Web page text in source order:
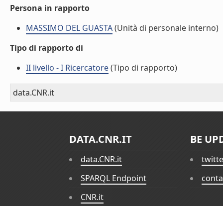
Persona in rapporto
MASSIMO DEL GUASTA(Unità di personale interno)
Tipo di rapporto di
II livello - I Ricercatore(Tipo di rapporto)
data.CNR.it
DATA.CNR.IT
data.CNR.it
SPARQL Endpoint
CNR.it
BE